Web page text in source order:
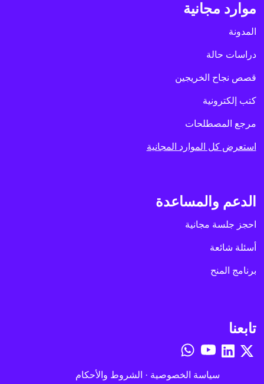
موارد مجانية
المدونة
دراسات حالة
قصص نجاح الخريجين
كتب إلكترونية
مرجع المصطلحات
استعرض كل الموارد المجانية
الدعم والمساعدة
احجز جلسة مجانية
أسئلة شائعة
برنامج المنح
تابعنا
سياسة الخصوصية · الشروط والأحكام